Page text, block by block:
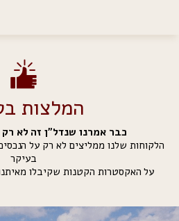
המלצות
כבר אמרנו שנדל"ן זה לא
הלקוחות שלנו ממליצים לא רק על
בעיקר
על האקסטרות הקטנות שקיבלו